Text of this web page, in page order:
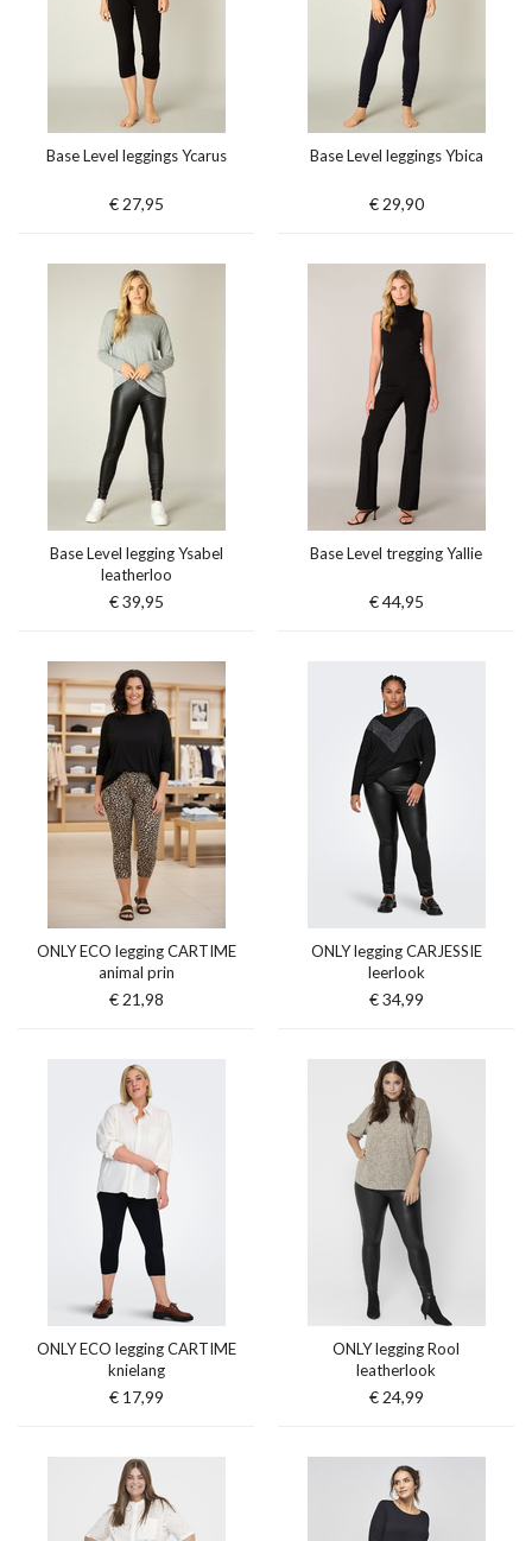
Base Level leggings Ycarus
€ 27,95
Base Level leggings Ybica
€ 29,90
Base Level legging Ysabel
leatherloo
€ 39,95
Base Level tregging Yallie
€ 44,95
ONLY ECO legging CARTIME
animal prin
€ 21,98
ONLY legging CARJESSIE
leerlook
€ 34,99
ONLY ECO legging CARTIME
knielang
€ 17,99
ONLY legging Rool
leatherlook
€ 24,99